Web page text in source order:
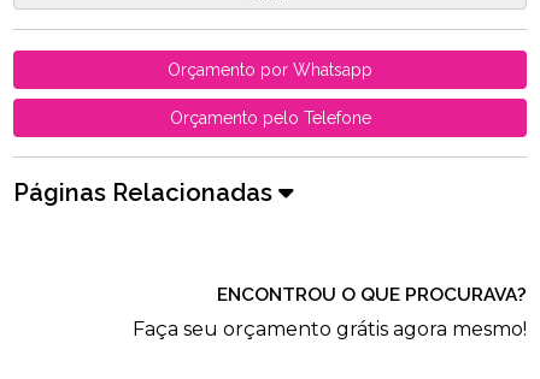
Orçamento por Whatsapp
Orçamento pelo Telefone
Páginas Relacionadas
ENCONTROU O QUE PROCURAVA?
Faça seu orçamento grátis agora mesmo!